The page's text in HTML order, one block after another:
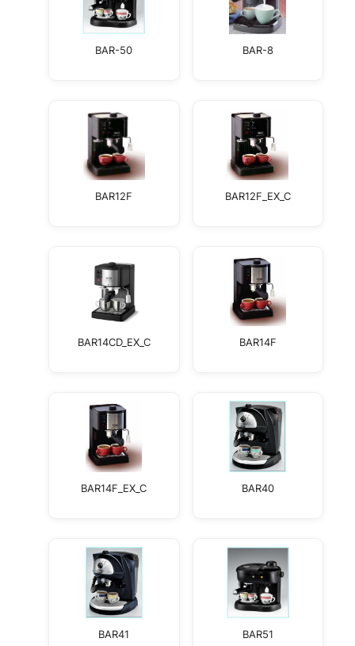
BAR-50 BAR-8
BAR12F BAR12F_EX_C
BAR14CD_EX_C BAR14F
BAR14F_EX_C BAR40
BAR41 BAR51
Reklamacja naprawy Reklamacja towaru